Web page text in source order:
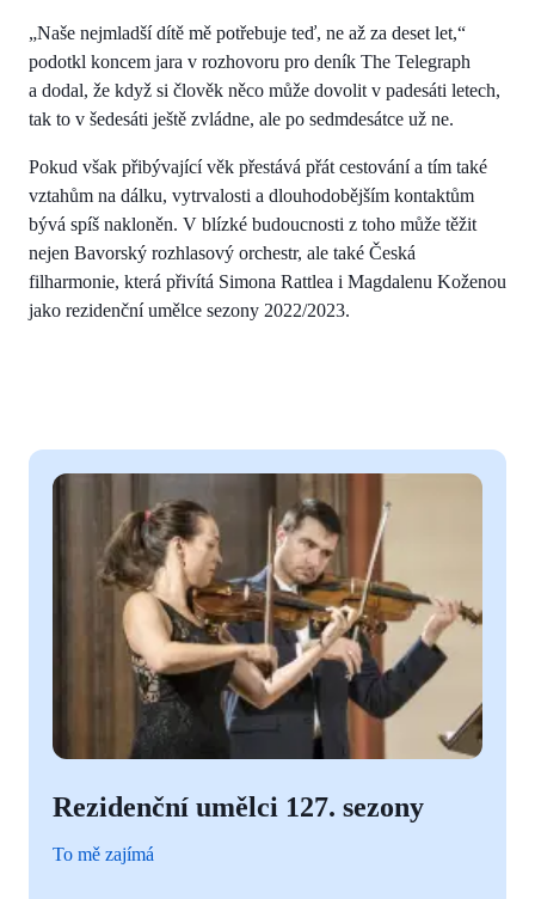
„Naše nejmladší dítě mě potřebuje teď, ne až za deset let,“
podotkl koncem jara v rozhovoru pro deník The Telegraph
a dodal, že když si člověk něco může dovolit v padesáti letech,
tak to v šedesáti ještě zvládne, ale po sedmdesátce už ne.
Pokud však přibývající věk přestává přát cestování a tím také
vztahům na dálku, vytrvalosti a dlouhodobějším kontaktům
bývá spíš nakloněn. V blízké budoucnosti z toho může těžit
nejen Bavorský rozhlasový orchestr, ale také Česká
filharmonie, která přivítá Simona Rattlea i Magdalenu Koženou
jako rezidenční umělce sezony 2022/2023.
Rezidenční umělci 127. sezony
To mě zajímá